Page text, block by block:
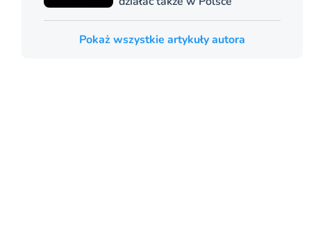
Pokaż wszystkie artykuły autora